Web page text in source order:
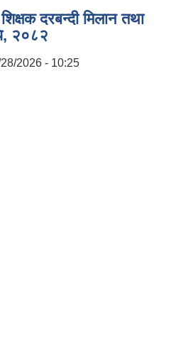
दरबन्दी मिलान तथा
२०८२
2026 - 10:25